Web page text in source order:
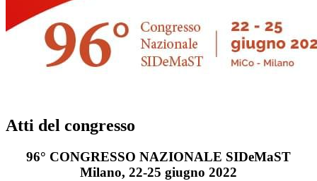
Atti del congresso
96° CONGRESSO NAZIONALE SIDeMaST
Milano, 22-25 giugno 2022